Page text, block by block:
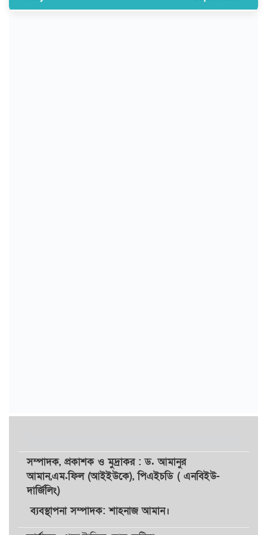
সম্পাদক, প্রকাশকওমুদ্রাকর: ড. আমানুর
আমান,এম.ফিল (আইইউকে), পিএইচডি ( এনবিইউ-
দার্জিলিং)
ব্যবস্থাপনা সম্পাদক: শাহনাজ আমান।